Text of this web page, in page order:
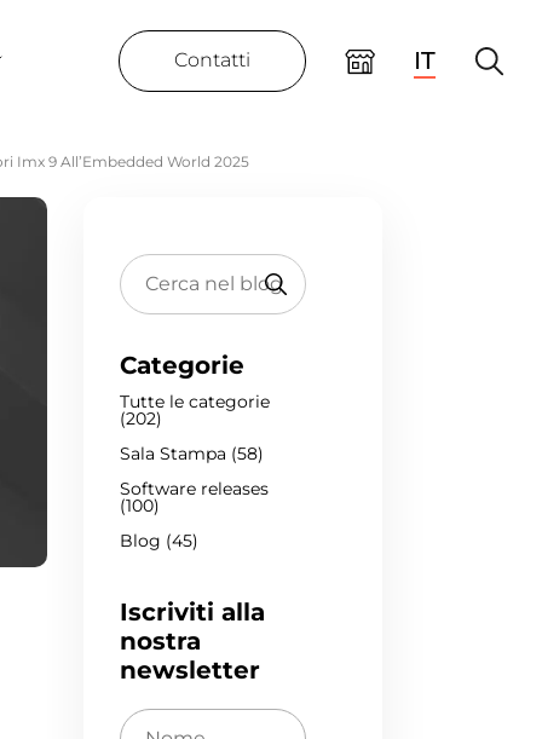
Contatti IT
Imx 9 All’Embedded World 2025
Categorie
Tutte le categorie
(202)
Sala Stampa (58)
Software releases
(100)
Blog (45)
Iscriviti alla
nostra
newsletter
Nome